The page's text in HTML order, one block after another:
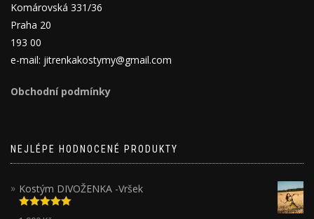
Komárovská 331/36
Praha 20
193 00
e-mail: jitrenkakostymy@gmail.com
Obchodní podmínky
NEJLÉPE HODNOCENÉ PRODUKTY
Kostým DIVOŽENKA -Vršek
Hodnocení